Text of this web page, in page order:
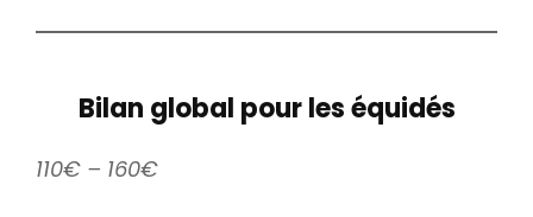
Bilan global pour les équidés
110€ – 160€